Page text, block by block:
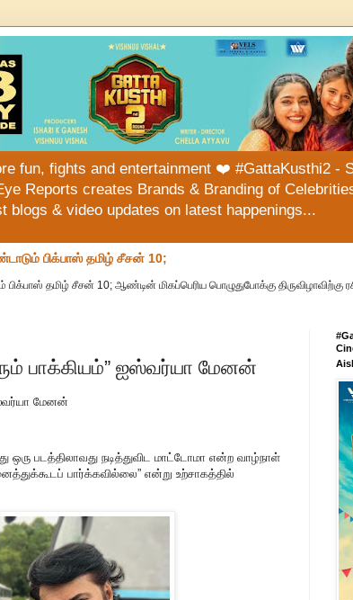
fun, fights and entertainment ❤️ #GattaKusthi2 -
Reports creates Brands & Branding of
blogs & video updates on latest happenings...
பிக்பாஸ் தமிழ் சீசன் 10;
தமிழ் சீசன் 10; ஆண்டின் மிகப்பெரிய பொழுதுபோக்கு திருவிழாவிற்கு
பாக்கியம்” ஐஸ்வர்யா மேனன்
மேனன்
ஒரு படத்திலாவது நடித்துவிட மாட்டோமா என்ற வாழ்நாள்
பார்க்கவில்லை” என்று உற்சாகத்தில்